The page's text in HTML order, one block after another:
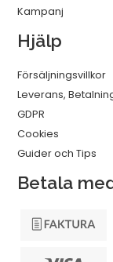
Kampanj
Hjälp
Försäljningsvillkor
Leverans,
GDPR
Cookies
Guider och Tips
Betala